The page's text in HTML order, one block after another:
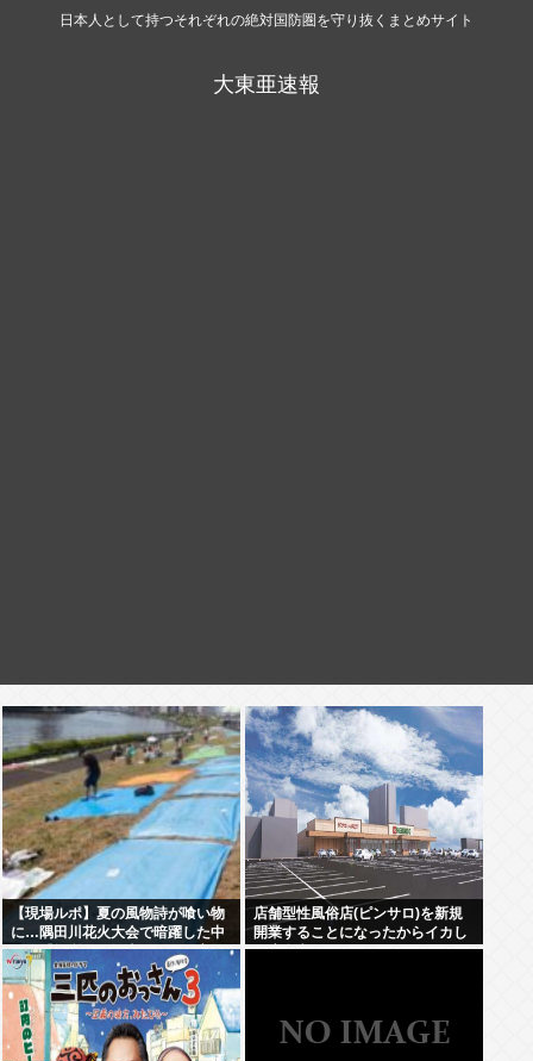
日本人として持つそれぞれの絶対国防圏を守り抜くまとめサイト
大東亜速報
【現場ルポ】夏の風物詩が喰い物
に…隅田川花火大会で暗躍した中
国人「場所取り転売ヤー」の高笑
い
店舗型性風俗店(ピンサロ)を新規
開業することになったからイカし
た店名考えてくれ